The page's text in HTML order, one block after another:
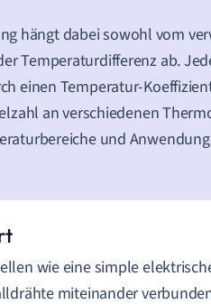
hängt dabei sowohl vom
Temperaturdifferenz ab.
einen Temperatur-
an verschiedenen
und
wie eine simple
miteinander